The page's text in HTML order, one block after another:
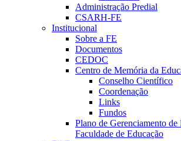
Administração Predial
CSARH-FE
Institucional
Sobre a FE
Documentos
CEDOC
Centro de Memória da
Conselho Científico
Coordenação
Links
Fundos
Plano de Gerenciamento de
Faculdade de Educação